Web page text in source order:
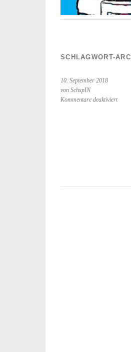
SCHLAGWORT-
10. September 2018
von SchspIN
Kommentare deaktiviertfür